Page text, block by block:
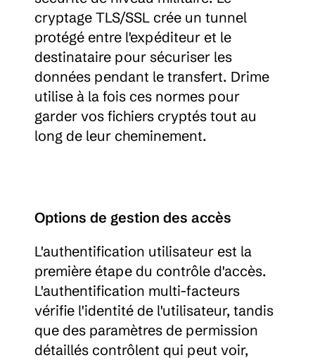
cryptage TLS/SSL crée un tunnel
protégé entre l'expéditeur et le
destinataire pour sécuriser les
données pendant le transfert. Drime
utilise à la fois ces normes pour
garder vos fichiers cryptés tout au
long de leur cheminement.
Options de gestion des accès
L'authentification utilisateur est la
première étape du contrôle d'accès.
L'authentification multi-facteurs
vérifie l'identité de l'utilisateur, tandis
que des paramètres de permission
détaillés contrôlent qui peut voir,